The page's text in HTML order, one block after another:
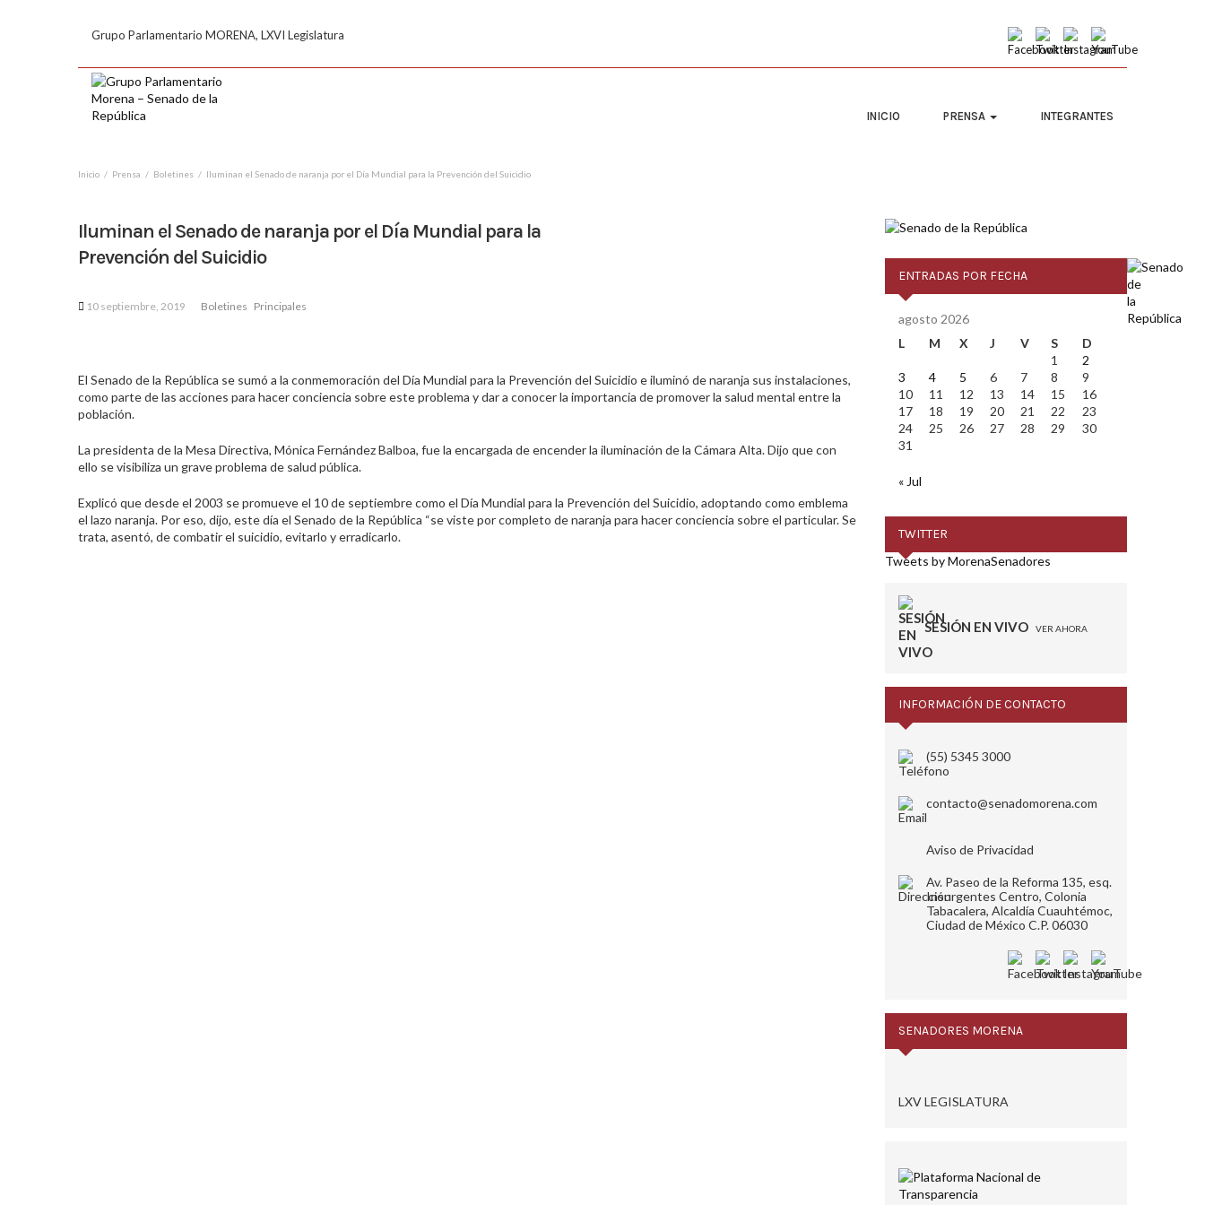
Grupo Parlamentario MORENA, LXVI Legislatura
INICIO PRENSA INTEGRANTES
Inicio Prensa Boletines Iluminan el Senado de naranja por el Día Mundial para la Prevención del Suicidio
Iluminan el Senado de naranja por el Día Mundial para la
Prevención del Suicidio
10 septiembre, 2019 Boletines Principales
El Senado de la República se sumó a la conmemoración del Día Mundial para la Prevención del Suicidio e iluminó de naranja sus instalaciones,
como parte de las acciones para hacer conciencia sobre este problema y dar a conocer la importancia de promover la salud mental entre la
población.
La presidenta de la Mesa Directiva, Mónica Fernández Balboa, fue la encargada de encender la iluminación de la Cámara Alta. Dijo que con
ello se visibiliza un grave problema de salud pública.
Explicó que desde el 2003 se promueve el 10 de septiembre como el Día Mundial para la Prevención del Suicidio, adoptando como emblema
el lazo naranja. Por eso, dijo, este día el Senado de la República “se viste por completo de naranja para hacer conciencia sobre el particular. Se
trata, asentó, de combatir el suicidio, evitarlo y erradicarlo.
ENTRADAS POR FECHA
agosto 2026
L
M X J V S
D
1
2
3
4 5 6 7 8
9
10
11 12 13 14 15
16
17
18 19 20 21 22
23
24
25 26 27 28 29
30
31
« Jul
TWITTER
Tweets by MorenaSenadores
SESIÓN EN VIVO VER AHORA
INFORMACIÓN DE CONTACTO
(55) 5345 3000
contacto@senadomorena.com
Aviso de Privacidad
Av. Paseo de la Reforma 135, esq.
Insurgentes Centro, Colonia
Tabacalera, Alcaldía Cuauhtémoc,
Ciudad de México C.P. 06030
SENADORES MORENA
LXV LEGISLATURA